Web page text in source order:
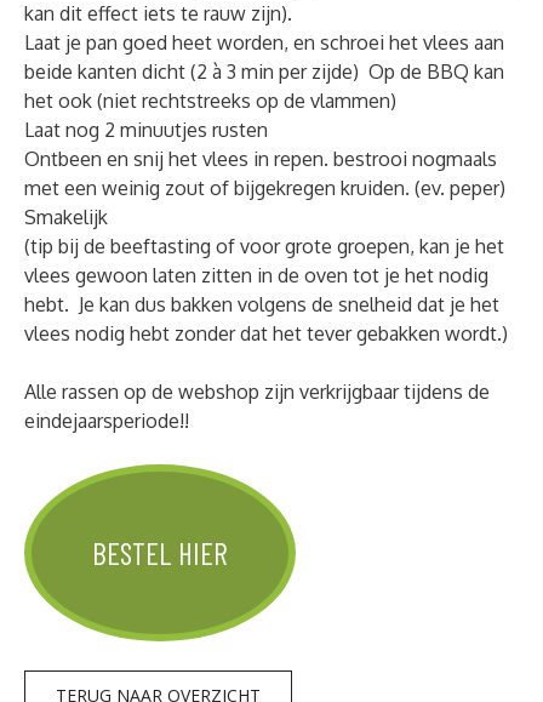
kan dit effect iets te rauw zijn).
Laat je pan goed heet worden, en schroei het vlees aan
beide kanten dicht (2 à 3 min per zijde) Op de BBQ kan
het ook (niet rechtstreeks op de vlammen)
Laat nog 2 minuutjes rusten
Ontbeen en snij het vlees in repen. bestrooi nogmaals
met een weinig zout of bijgekregen kruiden. (ev. peper)
Smakelijk
(tip bij de beeftasting of voor grote groepen, kan je het
vlees gewoon laten zitten in de oven tot je het nodig
hebt. Je kan dus bakken volgens de snelheid dat je het
vlees nodig hebt zonder dat het tever gebakken wordt.)
Alle rassen op de webshop zijn verkrijgbaar tijdens de
eindejaarsperiode!!
BESTEL HIER
TERUG NAAR OVERZICHT